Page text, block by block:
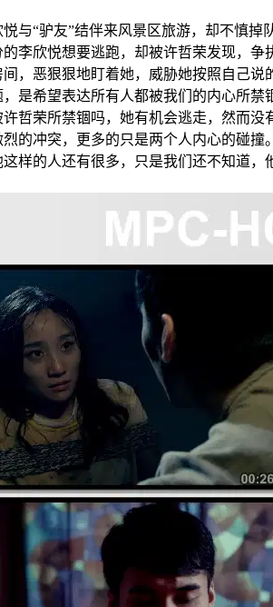
“驴友”结伴来风景区旅游，却不慎掉
李欣悦想要逃跑，却被许哲荣发现，
，恶狠狠地盯着她，威胁她按照自己
是希望表达所有人都被我们的内心所
哲荣所禁锢吗，她有机会逃走，然
烈的冲突，更多的只是两个人内心的
样的人还有很多，只是我们还不知道